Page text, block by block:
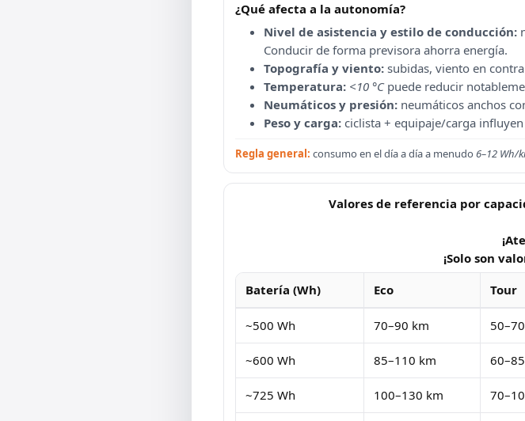
¿Qué afecta a la autonomía?
Nivel de asistencia y estilo de conducción:
Conducir de forma previsora ahorra energía.
Topografía y viento: subidas, viento en
Temperatura: <10 °Cpuede reducir
Neumáticos y presión: neumáticos anchos
Peso y carga: ciclista + equipaje/carga
Regla general: consumo en el día a día a menudo 6–12 Wh/
Valores de referencia por
¡Solo son
Batería (Wh)
Eco Tour
~500 Wh 70–90 km
~600 Wh 85–110 km
~725 Wh 100–130 km